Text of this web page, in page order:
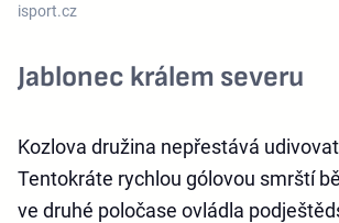
isport.cz
Jablonec králem severu
Kozlova družina nepřestává
Tentokráte rychlou gólovou smrští
ve druhé poločase ovládla